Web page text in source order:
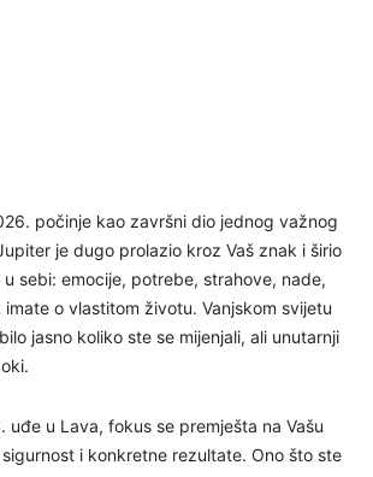
počinje kao završni dio jednog važnog
je dugo prolazio kroz Vaš znak i širio
sebi: emocije, potrebe, strahove, nade,
o vlastitom životu. Vanjskom svijetu
jasno koliko ste se mijenjali, ali unutarnji
uđe u Lava, fokus se premješta na Vašu
i konkretne rezultate. Ono što ste